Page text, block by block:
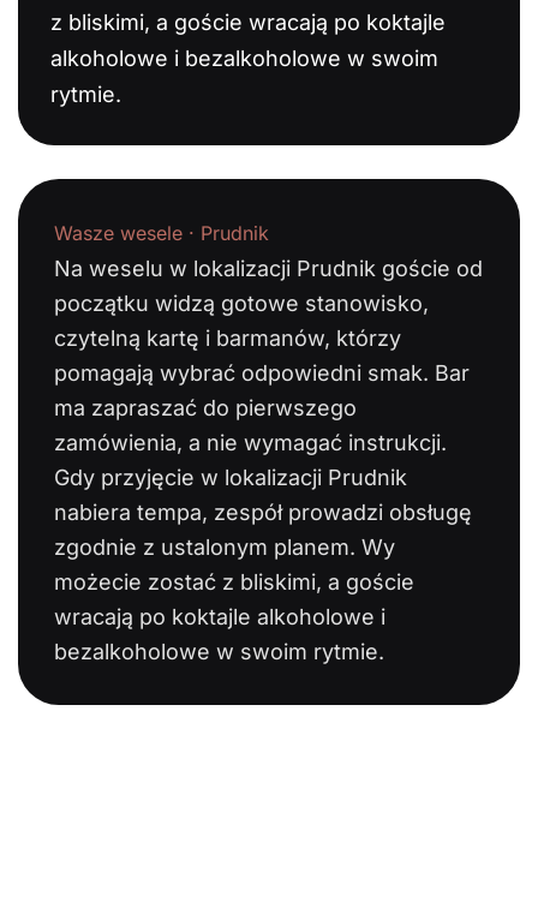
z bliskimi, a goście wracają po koktajle
alkoholowe i bezalkoholowe w swoim
rytmie.
Wasze wesele · Prudnik
Na weselu w lokalizacji Prudnik goście od
początku widzą gotowe stanowisko,
czytelną kartę i barmanów, którzy
pomagają wybrać odpowiedni smak. Bar
ma zapraszać do pierwszego
zamówienia, a nie wymagać instrukcji.
Gdy przyjęcie w lokalizacji Prudnik
nabiera tempa, zespół prowadzi obsługę
zgodnie z ustalonym planem. Wy
możecie zostać z bliskimi, a goście
wracają po koktajle alkoholowe i
bezalkoholowe w swoim rytmie.